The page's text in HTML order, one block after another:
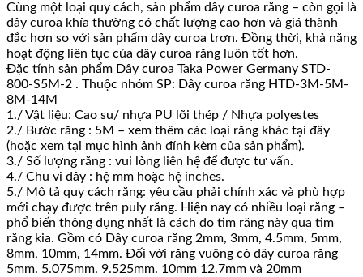
Cùng một loại quy cách, sản phẩm dây curoa răng – còn gọi là
dây curoa khía thường có chất lượng cao hơn và giá thành
đắc hơn so với sản phẩm dây curoa trơn. Đồng thời, khả năng
hoạt động liên tục của dây curoa răng luôn tốt hơn.
Đặc tính sản phẩm Dây curoa Taka Power Germany STD-
800-S5M-2 . Thuộc nhóm SP: Dây curoa răng HTD-3M-5M-
8M-14M
1./ Vật liệu: Cao su/ nhựa PU lõi thép / Nhựa polyestes
2./ Bước răng : 5M – xem thêm các loại răng khác tại đây
(hoặc xem tại mục hình ảnh đính kèm của sản phẩm).
3./ Số lượng răng : vui lòng liên hệ để được tư vấn.
4./ Chu vi dây : hệ mm hoặc hệ inches.
5./ Mô tả quy cách răng: yêu cầu phải chính xác và phù hợp
mới chạy được trên puly răng. Hiện nay có nhiều loại răng –
phổ biến thông dụng nhất là cách đo tim răng này qua tim
răng kia. Gồm có Dây curoa răng 2mm, 3mm, 4.5mm, 5mm,
8mm, 10mm, 14mm. Đối với răng vuông có dây curoa răng
5mm. 5.075mm. 9.525mm. 10mm 12.7mm và 20mm